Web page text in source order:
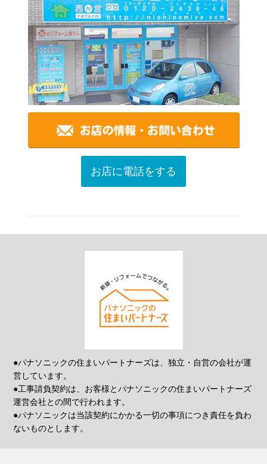
お店に電話をする
●パナソニックの住まいパートナーズは、独立・自営の会社が運
営しています。
●工事請負契約は、お客様とパナソニックの住まいパートナーズ
運営会社との間で行われます。
●パナソニックは当該契約にかかる一切の事項につき責任を負わ
ないものとします。